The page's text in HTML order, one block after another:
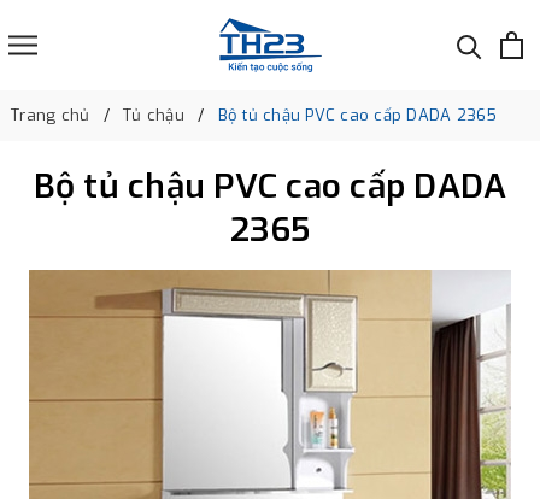
Trang chủ Tủ chậu Bộ tủ chậu PVC cao cấp DADA 2365
Bộ tủ chậu PVC cao cấp DADA
2365